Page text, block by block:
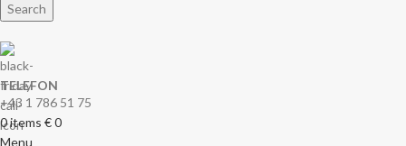
Search
TELEFON
+43 1 786 51 75
0items €0
Menu